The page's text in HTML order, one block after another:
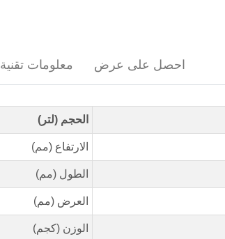
معلومات تقنية احصل على عرض
الحجم (لتر)
الارتفاع (مم)
الطول (مم)
العرض (مم)
الوزن (كجم)